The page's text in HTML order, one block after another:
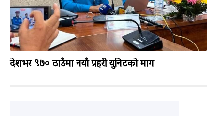
देशभर ९७० ठाउँमा नयाँ प्रहरी युनिटको माग